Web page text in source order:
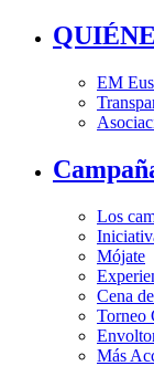
EM
Los
Mójate
Cena
Torneo
Más